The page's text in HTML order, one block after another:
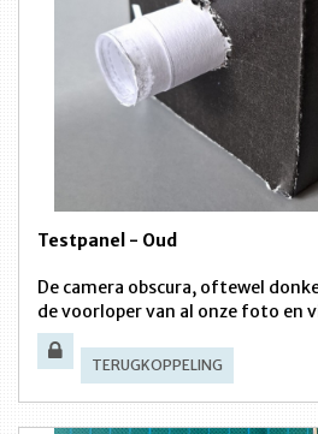
Testpanel - Oud
De camera obscura, oftewel
de voorloper van al onze foto en
TERUGKOPPELING